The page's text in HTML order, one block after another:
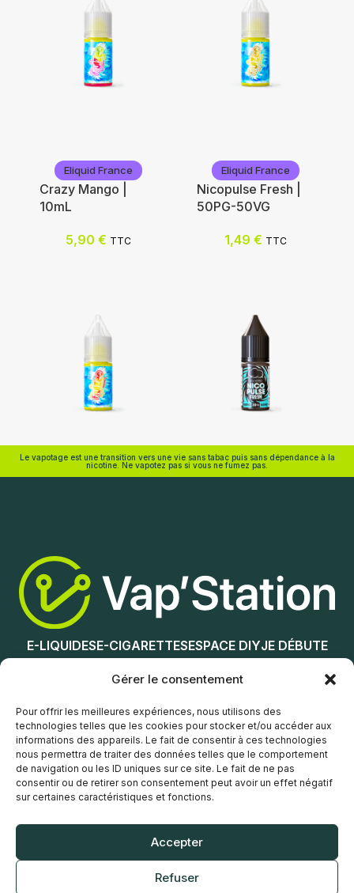
Gérer le consentement
Pour offrir les meilleures expériences, nous utilisons des
technologies telles que les cookies pour stocker et/ou accéder aux
informations des appareils. Le fait de consentir à ces technologies
nous permettra de traiter des données telles que le comportement
de navigation ou les ID uniques sur ce site. Le fait de ne pas
consentir ou de retirer son consentement peut avoir un effet négatif
sur certaines caractéristiques et fonctions.
Accepter
Refuser
Choix des options Choix des options
Eliquid France
Crazy Mango |
10mL
5,90 € TTC
0
3
6
12
18
Choix des options
Eliquid France
Nicopulse Fresh |
50PG-50VG
1,49 € TTC
Ajouter au panier
Le vapotage est une transition vers une vie sans tabac puis sans dépendance à la
nicotine. Ne vapotez pas si vous ne fumez pas.
E-LIQUIDESE-CIGARETTESESPACE DIYJE DÉBUTE
NOS MAGASINS
Service client
POLITIQUE DE CONFIDENTIALITÉ
CONDITIONS GÉNÉRALES DE VENTE